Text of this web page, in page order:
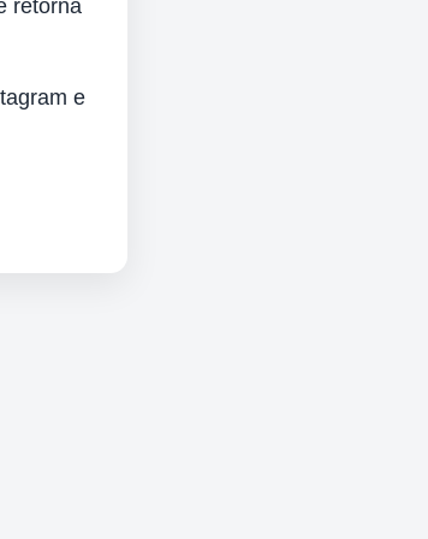
retorna
e